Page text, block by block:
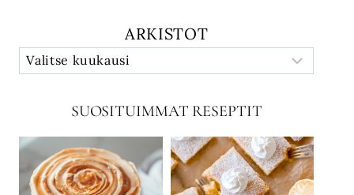
ARKISTOT
SUOSITUIMMAT RESEPTIT